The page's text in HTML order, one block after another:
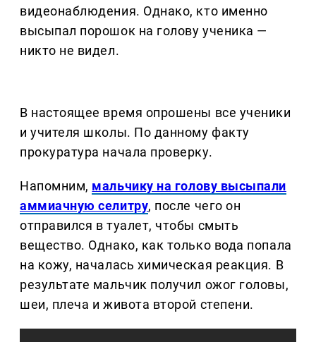
видеонаблюдения. Однако, кто именно
высыпал порошок на голову ученика —
никто не видел.
В настоящее время опрошены все ученики
и учителя школы. По данному факту
прокуратура начала проверку.
Напомним, мальчику на голову высыпали
аммиачную селитру, после чего он
отправился в туалет, чтобы смыть
вещество. Однако, как только вода попала
на кожу, началась химическая реакция. В
результате мальчик получил ожог головы,
шеи, плеча и живота второй степени.